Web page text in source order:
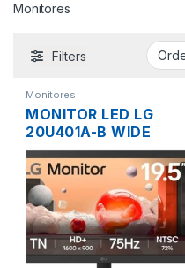
Monitores
Filters
Monitores
MONITOR LED LG
20U401A-B WIDE
SCREEN DE 19.5″
VGA, HDMI